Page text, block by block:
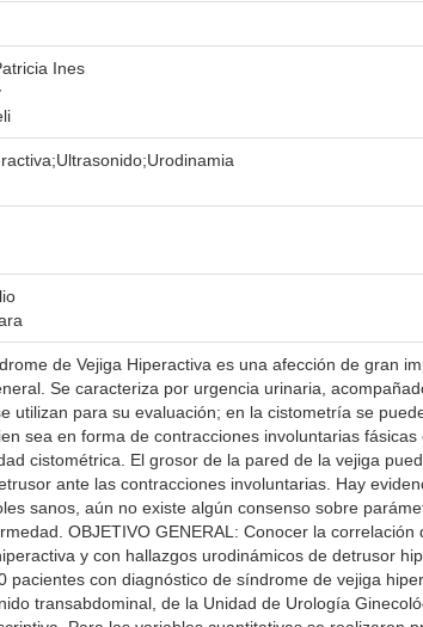
Ines
de Vejiga Hiperactiva es una afección de gran
Se caracteriza por urgencia urinaria,
utilizan para su evaluación; en la cistometría se
sea en forma de contracciones involuntarias
cistométrica. El grosor de la pared de la vejiga
ante las contracciones involuntarias. Hay
sanos, aún no existe algún consenso sobre
OBJETIVO GENERAL: Conocer la
y con hallazgos urodinámicos de detrusor
pacientes con diagnóstico de síndrome de vejiga
transabdominal, de la Unidad de Urología